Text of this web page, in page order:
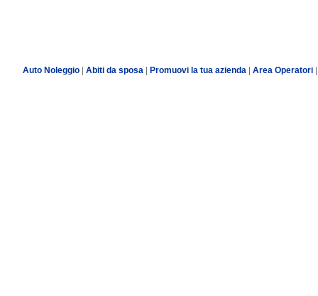
Auto Noleggio| Abiti da sposa| Promuovi la tua azienda Area Operatori